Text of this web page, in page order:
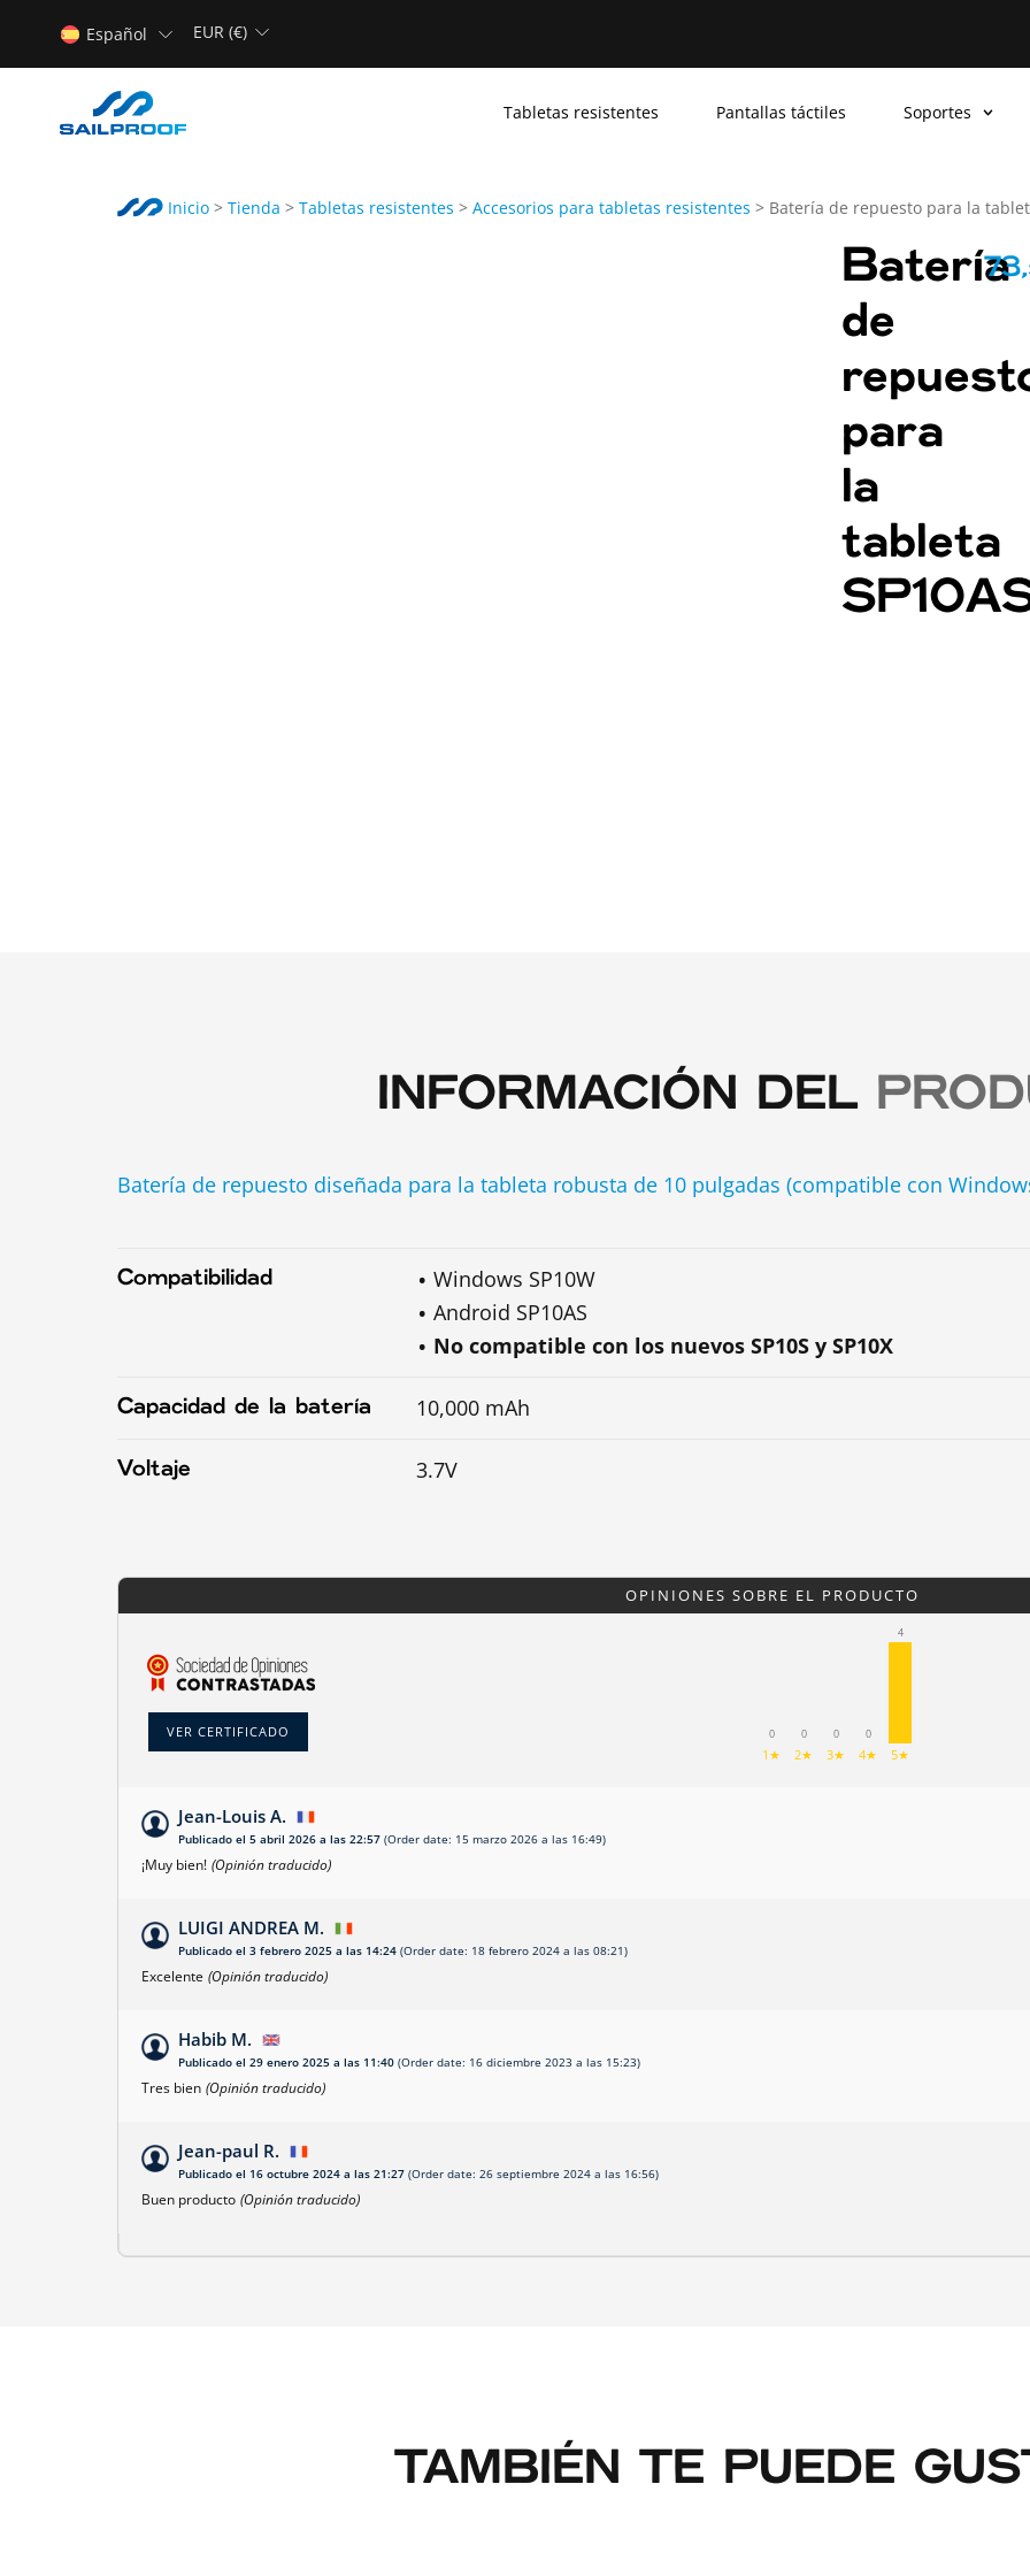
Español EUR (€)
Tabletas resistentes Pantallas táctiles Soportes
Inicio > Tienda > Tabletas resistentes > Accesorios para tabletas resistentes > Batería de repuesto para la
Batería
de
para
la
tableta
INFORMACIÓN DEL
Batería de repuesto diseñada para la tableta robusta de 10 pulgadas (compatible con
Compatibilidad
Windows SP10W
Android SP10AS
No compatible con los nuevos SP10S y SP10X
Capacidad de la batería 10,000 mAh
Voltaje 3.7V
OPINIONES SOBRE EL PRODUCTO
VER CERTIFICADO 0
1★
0
2★
0
3★
0
4★
4
5★
Jean-Louis A.
Publicado el 5 abril 2026 a las 22:57 (Order date: 15 marzo 2026 a las 16:49)
¡Muy bien! (Opinión traducido)
LUIGI ANDREA M.
Publicado el 3 febrero 2025 a las 14:24 (Order date: 18 febrero 2024 a las 08:21)
Excelente (Opinión traducido)
Habib M.
Publicado el 29 enero 2025 a las 11:40 (Order date: 16 diciembre 2023 a las 15:23)
Tres bien (Opinión traducido)
Jean-paul R.
Publicado el 16 octubre 2024 a las 21:27 (Order date: 26 septiembre 2024 a las 16:56)
Buen producto (Opinión traducido)
TAMBIÉN TE PUEDE